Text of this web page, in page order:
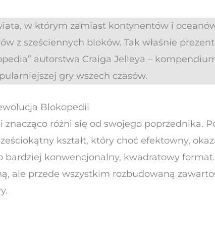
w którym zamiast kontynentów i
z sześciennych bloków. Tak właśnie
autorstwa Craiga Jelleya –
gry wszech czasów.
Blokopedii
różni się od swojego poprzednika.
kształt, który choć efektowny,
bardziej konwencjonalny, kwadratowy
ale przede wszystkim rozbudowaną